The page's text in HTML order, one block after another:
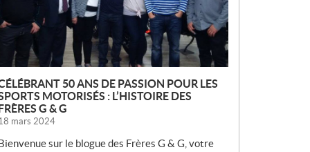
L
50 ANS DE PASSION POUR LES
MOTORISÉS : L’HISTOIRE DES
FRÈRES G & G
mars 2024
sur le blogue des Frères G & G, votre